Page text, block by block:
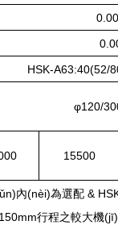
HSK-A63:40(52/
φ120/
15500
內(nèi)為選配 &
行程之較大機(jī)